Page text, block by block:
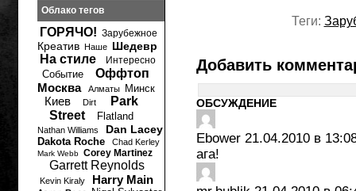
Теги:
Добавить
ОБСУЖДЕНИЕ
Ebower 21.04.2010 в
ага!
Облако тегов
ГОРЯЧО! Зарубежное
Креатив Наше Шедевр
На стиле Интересно
Событие
Оффтоп
Москва
Алматы Минск
Киев Dirt
Park
Street
Flatland
Nathan Williams Dan Lacey
Dakota Roche Chad Kerley
Mark Webb Corey Martinez
Garrett Reynolds
Kevin Kiraly Harry Main